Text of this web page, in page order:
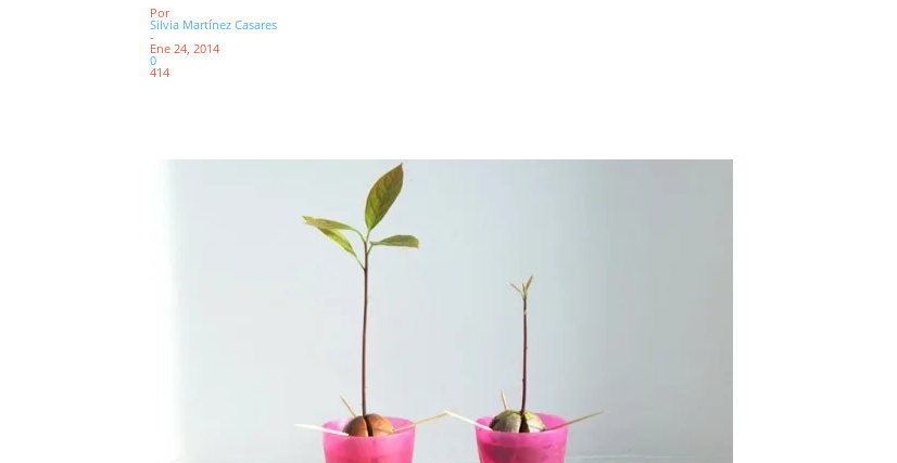
Por
Silvia Martínez Casares
-
Ene 24, 2014
0
414